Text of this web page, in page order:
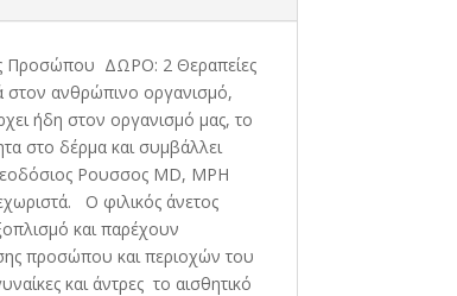
Προσώπου ΔΩΡΟ: 2 Θεραπείες
στον ανθρώπινο οργανισμό,
ήδη στον οργανισμό μας, το
στο δέρμα και συμβάλλει
Ρουσσος MD, MPH
Ο φιλικός άνετος
και παρέχουν
προσώπου και περιοχών του
και άντρες το αισθητικό